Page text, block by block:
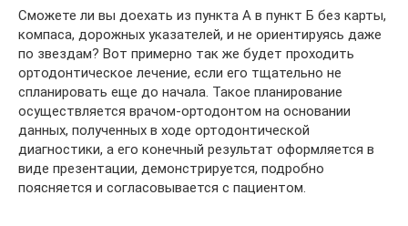
Сможете ли вы доехать из пункта А в пункт Б без карты,
компаса, дорожных указателей, и не ориентируясь даже
по звездам? Вот примерно так же будет проходить
ортодонтическое лечение, если его тщательно не
спланировать еще до начала. Такое планирование
осуществляется врачом-ортодонтом на основании
данных, полученных в ходе ортодонтической
диагностики, а его конечный результат оформляется в
виде презентации, демонстрируется, подробно
поясняется и согласовывается с пациентом.